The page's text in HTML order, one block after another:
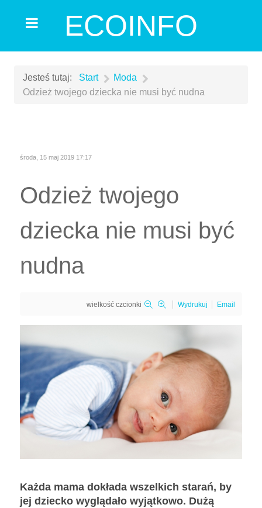
ECOINFO
Jesteś tutaj: Start
Moda
Odzież twojego dziecka nie musi być nudna
środa, 15 maj 2019 17:17
Odzież twojego
dziecka nie musi być
nudna
wielkość czcionki Wydrukuj Email
Każda mama dokłada wszelkich starań, by
jej dziecko wyglądało wyjątkowo. Dużą